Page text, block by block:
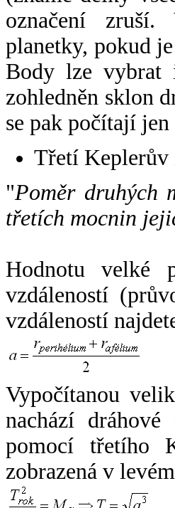
označení zruší.
planetky, pokud
Body lze vybrat
zohledněn sklon
se pak počítají
Třetí Keplerův
"Poměr druhých
třetích mocnin
Hodnotu velké
vzdáleností
vzdáleností
Vypočítanou
nachází
pomocí třetího
zobrazená v